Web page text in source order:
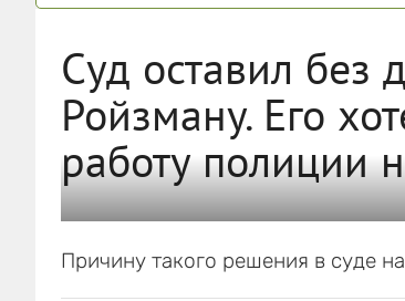
Суд оставил
Ройзману. Его
работу полиции
Причину такого решения в суде